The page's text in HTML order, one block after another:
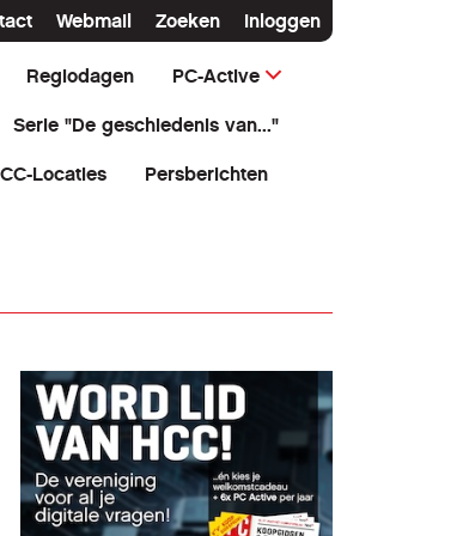
Webmail Zoeken Inloggen
Regiodagen PC-Active
Serie "De geschiedenis van..."
Locaties Persberichten